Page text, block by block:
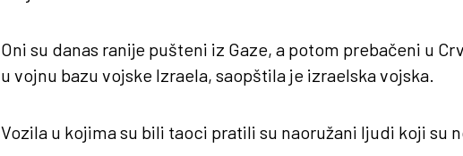
Oni su danas ranije pušteni iz Gaze, a potom prebačeni u
u vojnu bazu vojske Izraela, saopštila je izraelska vojska.
Vozila u kojima su bili taoci pratili su naoružani ljudi koji su